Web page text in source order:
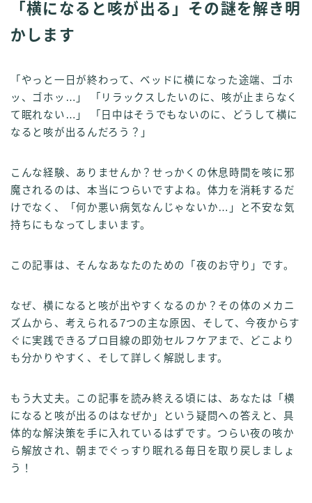
「横になると咳が出る」その謎を解き明
かします
「やっと一日が終わって、ベッドに横になった途端、ゴホ
ッ、ゴホッ…」 「リラックスしたいのに、咳が止まらなく
て眠れない…」 「日中はそうでもないのに、どうして横に
なると咳が出るんだろう？」
こんな経験、ありませんか？せっかくの休息時間を咳に邪
魔されるのは、本当につらいですよね。体力を消耗するだ
けでなく、「何か悪い病気なんじゃないか…」と不安な気
持ちにもなってしまいます。
この記事は、そんなあなたのための「夜のお守り」です。
なぜ、横になると咳が出やすくなるのか？その体のメカニ
ズムから、考えられる7つの主な原因、そして、今夜からす
ぐに実践できるプロ目線の即効セルフケアまで、どこより
も分かりやすく、そして詳しく解説します。
もう大丈夫。この記事を読み終える頃には、あなたは「横
になると咳が出るのはなぜか」という疑問への答えと、具
体的な解決策を手に入れているはずです。つらい夜の咳か
ら解放され、朝までぐっすり眠れる毎日を取り戻しましょ
う！